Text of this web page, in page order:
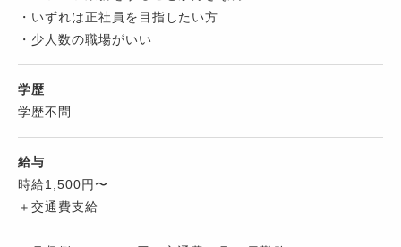
・いずれは正社員を目指したい方
・少人数の職場がいい
学歴
学歴不問
給与
時給1,500円〜
＋交通費支給